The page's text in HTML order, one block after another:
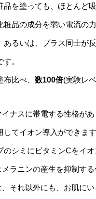
品を塗っても、ほとんど
粧品の成分を弱い電流の
あるいは、プラス同士が
。
比べ、 数100倍(実験レ
ナスに帯電する性格があ
してイオン導入ができます
のシミにビタミンCをイ
ラニンの産生を抑制する
それ以外にも、お肌に